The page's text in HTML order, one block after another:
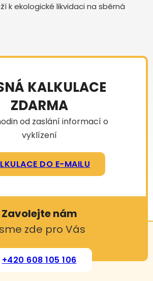
k ekologické likvidaci na sběrná
KALKULACE
ZDARMA
od zaslání informací o
vyklízení
DO E-MAILU
Zavolejte nám
zde pro Vás
+420 608 105 106